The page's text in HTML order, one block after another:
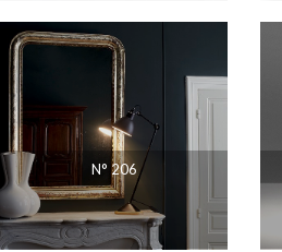
N° 206